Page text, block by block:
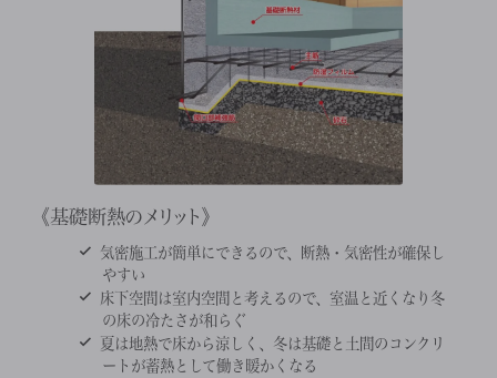
基礎断熱のメリット
気密施工が簡単にできるので、断熱・気密性が確保し
やすい
床下空間は室内空間と考えるので、室温と近くなり冬
の床の冷たさが和らぐ
夏は地熱で床から涼しく、冬は基礎と土間のコンクリ
ートが蓄熱として働き暖かくなる